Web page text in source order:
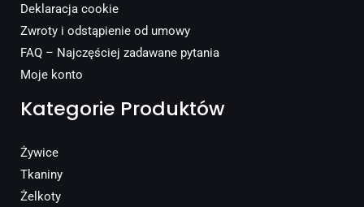
Deklaracja cookie
Zwroty i odstąpienie od umowy
FAQ – Najczęściej zadawane pytania
Moje konto
Kategorie Produktów
Żywice
Tkaniny
Żelkoty